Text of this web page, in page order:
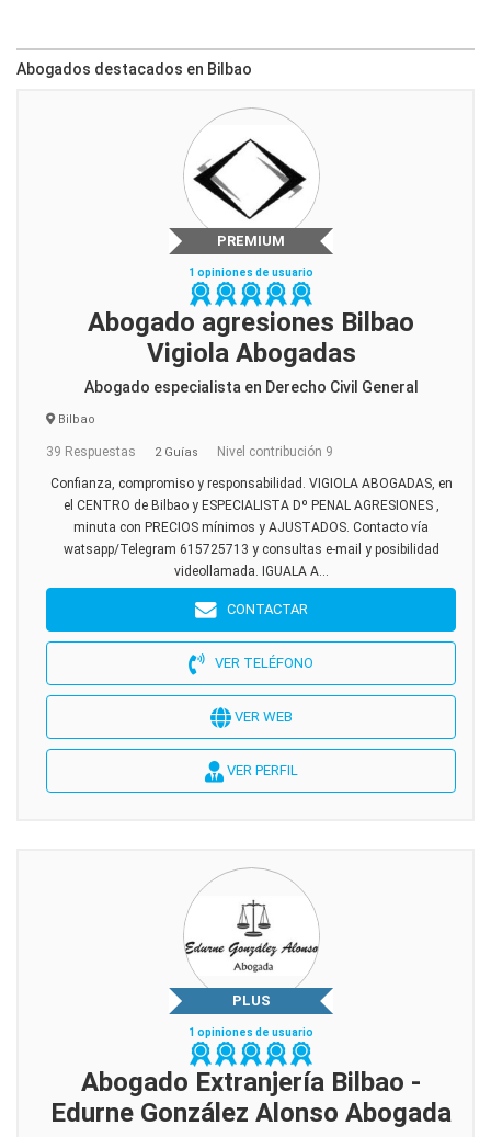
Abogados destacados en Bilbao
PREMIUM
1 opiniones de usuario
Abogado agresiones Bilbao
Vigiola Abogadas
Abogado especialista en Derecho Civil General
Bilbao
39 Respuestas 2 Guías Nivel contribución 9
Confianza, compromiso y responsabilidad. VIGIOLA ABOGADAS, en
el CENTRO de Bilbao y ESPECIALISTA Dº PENAL AGRESIONES ,
minuta con PRECIOS mínimos y AJUSTADOS. Contacto vía
watsapp/Telegram 615725713 y consultas e-mail y posibilidad
videollamada. IGUALA A...
CONTACTAR
VER TELÉFONO
VER WEB
VER PERFIL
PLUS
1 opiniones de usuario
Abogado Extranjería Bilbao -
Edurne González Alonso Abogada